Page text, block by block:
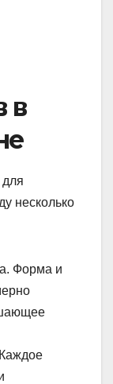
в
для
несколько
Форма и